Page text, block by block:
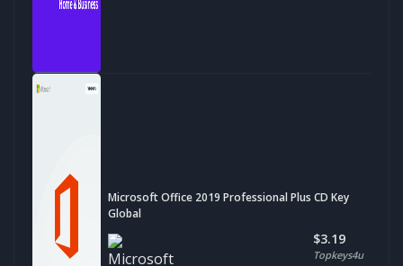
Microsoft Office 2019 Professional Plus CD Key
Global
$3.19
Topkeys4u